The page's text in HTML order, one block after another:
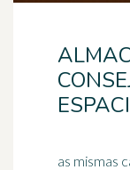
as mismas